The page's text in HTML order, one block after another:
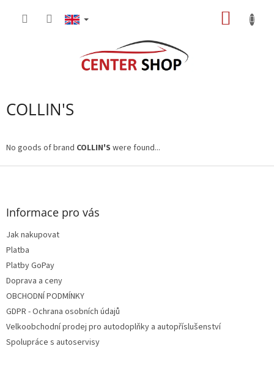
COLLIN'S
No goods of brand COLLIN'S were found...
F
Informace pro vás
Jak nakupovat
Platba
Platby GoPay
Doprava a ceny
OBCHODNÍ PODMÍNKY
GDPR - Ochrana osobních údajů
Velkoobchodní prodej pro autodoplňky a autopříslušenství
Spolupráce s autoservisy